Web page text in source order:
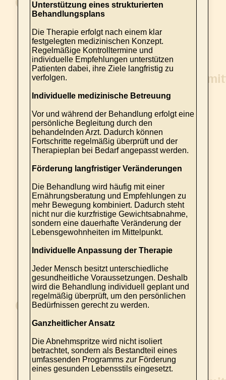
Unterstützung eines strukturierten
Behandlungsplans
Die Therapie erfolgt nach einem klar
festgelegten medizinischen Konzept.
Regelmäßige Kontrolltermine und
individuelle Empfehlungen unterstützen
Patienten dabei, ihre Ziele langfristig zu
verfolgen.
Individuelle medizinische Betreuung
Vor und während der Behandlung erfolgt eine
persönliche Begleitung durch den
behandelnden Arzt. Dadurch können
Fortschritte regelmäßig überprüft und der
Therapieplan bei Bedarf angepasst werden.
Förderung langfristiger Veränderungen
Die Behandlung wird häufig mit einer
Ernährungsberatung und Empfehlungen zu
mehr Bewegung kombiniert. Dadurch steht
nicht nur die kurzfristige Gewichtsabnahme,
sondern eine dauerhafte Veränderung der
Lebensgewohnheiten im Mittelpunkt.
Individuelle Anpassung der Therapie
Jeder Mensch besitzt unterschiedliche
gesundheitliche Voraussetzungen. Deshalb
wird die Behandlung individuell geplant und
regelmäßig überprüft, um den persönlichen
Bedürfnissen gerecht zu werden.
Ganzheitlicher Ansatz
Die Abnehmspritze wird nicht isoliert
betrachtet, sondern als Bestandteil eines
umfassenden Programms zur Förderung
eines gesunden Lebensstils eingesetzt.